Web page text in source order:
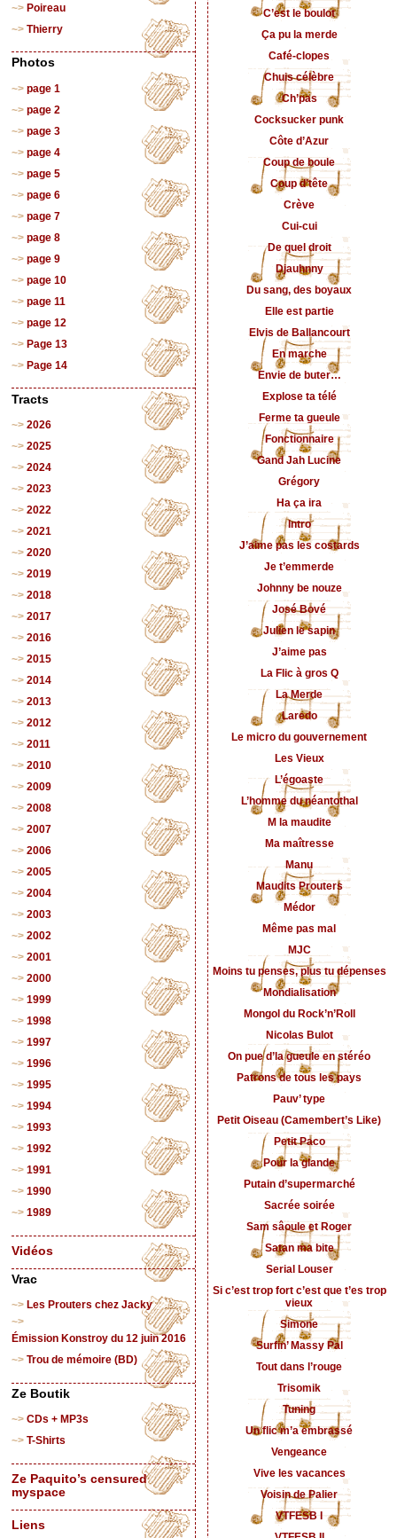
Poireau
Thierry
Photos
page 1
page 2
page 3
page 4
page 5
page 6
page 7
page 8
page 9
page 10
page 11
page 12
Page 13
Page 14
Tracts
2026
2025
2024
2023
2022
2021
2020
2019
2018
2017
2016
2015
2014
2013
2012
2011
2010
2009
2008
2007
2006
2005
2004
2003
2002
2001
2000
1999
1998
1997
1996
1995
1994
1993
1992
1991
1990
1989
Vidéos
Vrac
Les Prouters chez Jacky
Émission Konstroy du 12 juin 2016
Trou de mémoire (BD)
Ze Boutik
CDs + MP3s
T-Shirts
Ze Paquito’s censured
myspace
Liens
C’est le boulot
Ça pu la merde
Café-clopes
Chuis célèbre
Ch’pas
Cocksucker punk
Côte d’Azur
Coup de boule
Coup d’tête
Crève
Cui-cui
De quel droit
Djauhnny
Du sang, des boyaux
Elle est partie
Elvis de Ballancourt
En marche
Envie de buter…
Explose ta télé
Ferme ta gueule
Fonctionnaire
Gand Jah Lucine
Grégory
Ha ça ira
Intro
J’aime pas les costards
Je t’emmerde
Johnny be nouze
José Bové
Julien le sapin
J’aime pas
La Flic à gros Q
La Merde
Laredo
Le micro du gouvernement
Les Vieux
L’égoaste
L’homme du néantothal
M la maudite
Ma maîtresse
Manu
Maudits Prouters
Médor
Même pas mal
MJC
Moins tu penses, plus tu dépenses
Mondialisation
Mongol du Rock’n’Roll
Nicolas Bulot
On pue d’la gueule en stéréo
Patrons de tous les pays
Pauv’ type
Petit Oiseau (Camembert’s Like)
Petit Paco
Pour la glande
Putain d’supermarché
Sacrée soirée
Sam sâoule et Roger
Satan ma bite
Serial Louser
Si c’est trop fort c’est que t’es trop
vieux
Simone
Surfin’ Massy Pal
Tout dans l’rouge
Trisomik
Tuning
Un flic m’a embrassé
Vengeance
Vive les vacances
Voisin de Palier
VTFESB I